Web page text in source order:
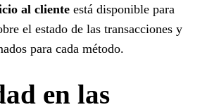
al cliente está disponible para
el estado de las transacciones y
para cada método.
en las